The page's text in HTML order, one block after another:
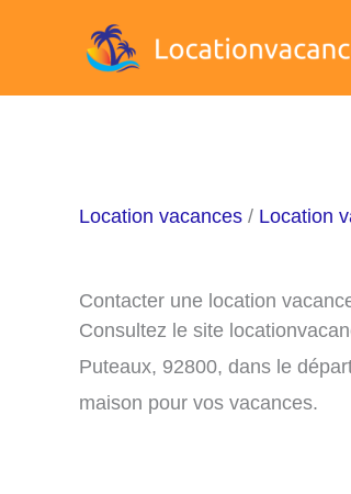
Location vacances / Location
Contacter une location
Consultez le site
Puteaux, 92800, dans le
maison pour vos vacances.